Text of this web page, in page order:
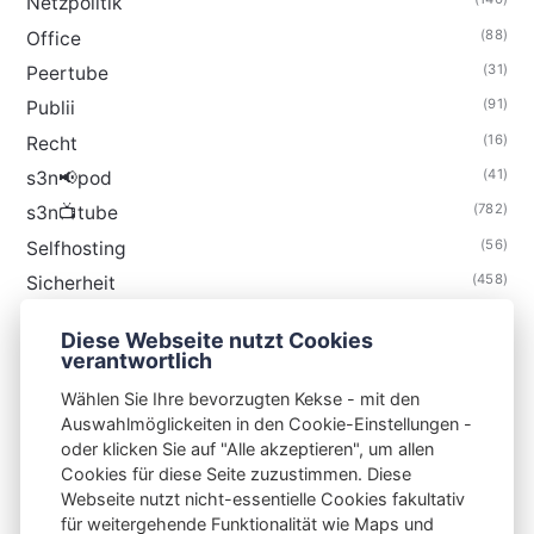
Office (88)
Peertube (31)
Publii (91)
Recht (16)
s3n📢pod (41)
s3n📺tube (782)
Selfhosting (56)
Sicherheit (458)
Thunderbird
S3N🧩NET
Diese Webseite nutzt Cookies
verantwortlich
Wählen Sie Ihre bevorzugten Kekse - mit den
Auswahlmöglickeiten in den Cookie-Einstellungen -
oder klicken Sie auf "Alle akzeptieren", um allen
Cookies für diese Seite zuzustimmen. Diese
Webseite nutzt nicht-essentielle Cookies fakultativ
für weitergehende Funktionalität wie Maps und